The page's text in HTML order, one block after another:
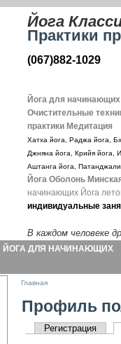
Йога
Практики
(067)882-1029
Йога для начинающих
Очистительные
практики Медитация
Хатха йога, Раджа йога,
Джняна йога, Крийя йога,
Аштанга йога, Патанджали
Йога Оболонь
начинающих Йога
индивидуальные
В каждом человеке
ЙОГА ДЛЯ НАЧИНАЮЩИХ
Главная
Профиль
Регистрация